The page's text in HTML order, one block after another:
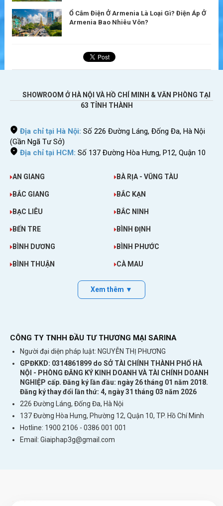
Ổ Cắm Điện Ở Armenia Là Loại Gì? Điện Áp Ở
Armenia Bao Nhiêu Vôn?
SHOWROOM Ở HÀ NỘI VÀ HỒ CHÍ MINH & VĂN PHÒNG TẠI
63 TỈNH THÀNH
Địa chỉ tại Hà Nội: Số 226 Đường Láng, Đống Đa, Hà Nội
(Gần Ngã Tư Sở)
Địa chỉ tại HCM: Số 137 Đường Hòa Hưng, P12, Quận 10
AN GIANG BÀ RỊA - VŨNG TÀU
BẮC GIANG BẮC KẠN
BẠC LIÊU BẮC NINH
BẾN TRE BÌNH ĐỊNH
BÌNH DƯƠNG BÌNH PHƯỚC
BÌNH THUẬN CÀ MAU
Xem thêm ▼
CÔNG TY TNHH ĐẦU TƯ THƯƠNG MẠI SARINA
Người đại diện pháp luật: NGUYỄN THỊ PHƯƠNG
GPĐKKD: 0314861899 do SỞ TÀI CHÍNH THÀNH PHỐ HÀ
NỘI - PHÒNG ĐĂNG KÝ KINH DOANH VÀ TÀI CHÍNH DOANH
NGHIỆP cấp. Đăng ký lần đầu: ngày 26 tháng 01 năm 2018.
Đăng ký thay đổi lần thứ: 4, ngày 31 tháng 03 năm 2026
226 Đường Láng, Đống Đa, Hà Nội
137 Đường Hòa Hưng, Phường 12, Quận 10, TP. Hồ Chí Minh
Hotline: 1900 2106 - 0386 001 001
Email: Giaiphap3g@gmail.com